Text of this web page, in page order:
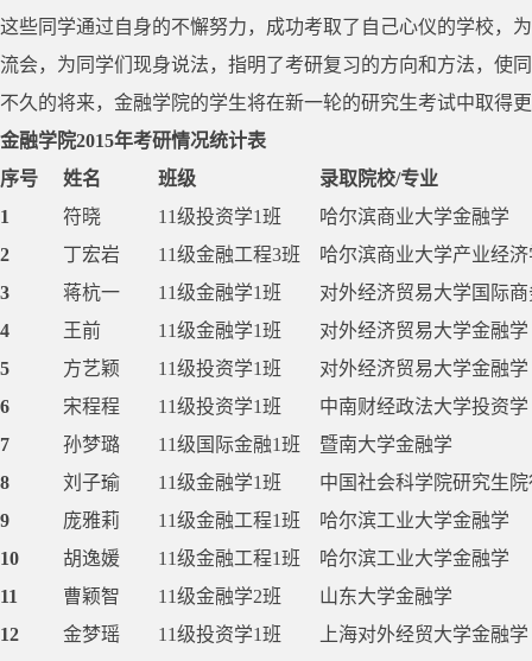
这些同学通过自身的不懈努力，成功考取了自己心仪的学校，
流会，为同学们现身说法，指明了考研复习的方向和方法，使
不久的将来，金融学院的学生将在新一轮的研究生考试中取得
金融学院2015年考研情况统计表
序号
姓名 班级
录取院校/专业
1
符晓 11级投资学1班
哈尔滨商业大学金融学
2
丁宏岩 11级金融工程3班
哈尔滨商业大学产业经济
3
蒋杭一 11级金融学1班
对外经济贸易大学国际商
4
王前 11级金融学1班
对外经济贸易大学金融学
5
方艺颖 11级投资学1班
对外经济贸易大学金融学
6
宋程程 11级投资学1班
中南财经政法大学投资学
7
孙梦璐 11级国际金融1班
暨南大学金融学
8
刘子瑜 11级金融学1班
中国社会科学院研究生
9
庞雅莉 11级金融工程1班
哈尔滨工业大学金融学
10
胡逸媛 11级金融工程1班
哈尔滨工业大学金融学
11
曹颖智 11级金融学2班
山东大学金融学
12
金梦瑶 11级投资学1班
上海对外经贸大学金融学